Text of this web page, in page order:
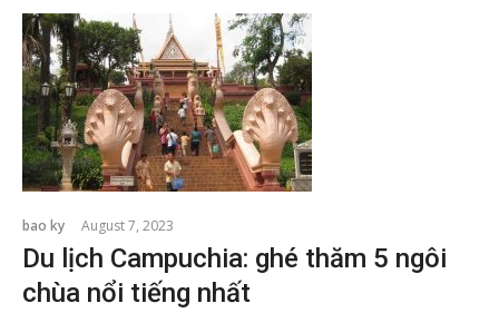
bao ky August 7, 2023
Du lịch Campuchia: ghé thăm 5 ngôi
chùa nổi tiếng nhất